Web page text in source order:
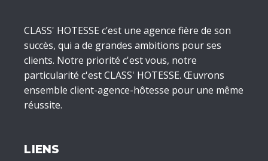
CLASS' HOTESSE c’est une agence fière de son
succès, qui a de grandes ambitions pour ses
clients. Notre priorité c'est vous, notre
particularité c'est CLASS' HOTESSE. Œuvrons
ensemble client-agence-hôtesse pour une même
réussite.
LIENS